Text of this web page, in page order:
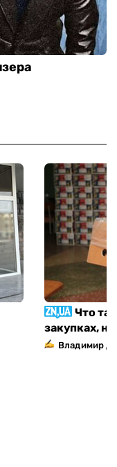
Что
закупках,
Владимир